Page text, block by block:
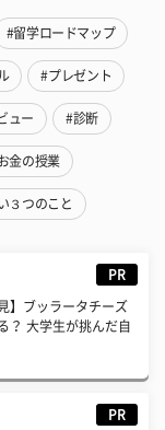
#留学ロードマップ
#プレゼント
ュー #診断
金の授業
３つのこと
PR
】ブッラータチーズ
？ 大学生が挑んだ自
PR